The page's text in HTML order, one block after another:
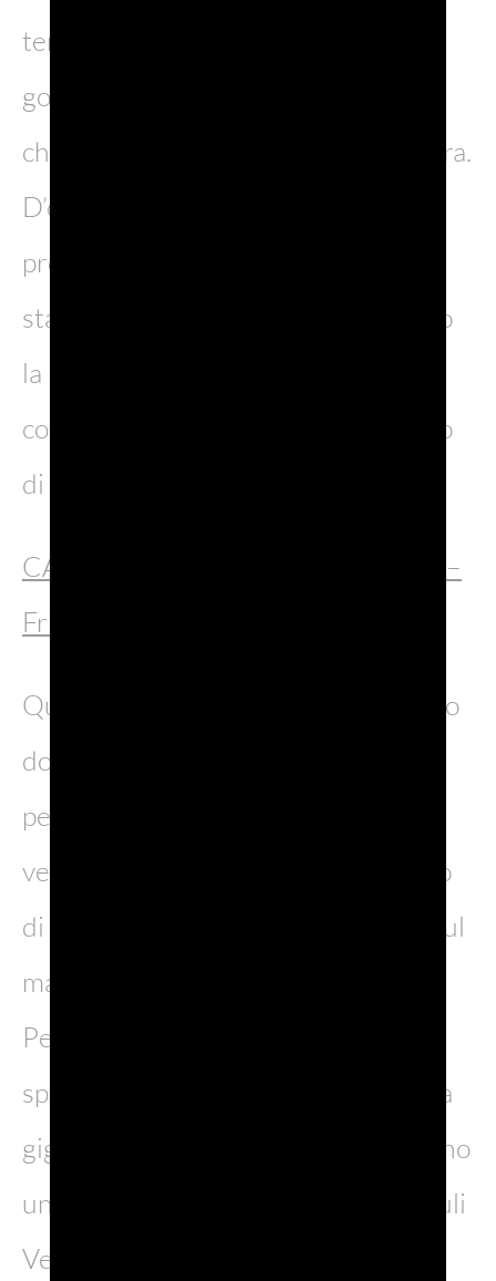
tempo a degustazioni e aperitivi poi
godetevi la bellezza di questo borgo
che fa dello slow living la sua bandiera.
D’obbligo la foto immersi tra i
prosciutti, scoprendo uno dei tanti
stabilimenti della città e poi via verso
la Biblioteca Guarneriana dove è
conserva una delle copie dell’Inferno
di Dante.
CASTELLO DI MIRAMARE (Trieste –
Friuli)
Quando il Golfo di Trieste fa capolino
dopo l’ultima curva il cuore si ferma
per la sua bellezza che si dipana tra
verde e blu; lì, il candore del Castello
di Miramare , direttamente a picco sul
mare.
Perdetevi nel parco in cui numerose
specie botaniche, tra cui una sequoia
gigante e un gingko biloba, lo rendono
uno dei luoghi più suggestivi del Friuli
Venezia Giulia, girate tra le stanze,